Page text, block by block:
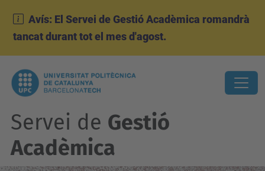
Avís: El Servei de Gestió Acadèmica romandrà
tancat durant tot el mes d'agost.
Servei de Gestió
Acadèmica